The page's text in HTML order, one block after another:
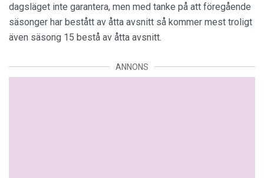
dagsläget inte garantera, men med tanke på att föregående
säsonger har bestått av åtta avsnitt så kommer mest troligt
även säsong 15 bestå av åtta avsnitt.
ANNONS